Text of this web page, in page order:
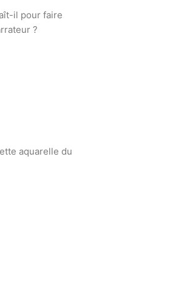
il pour faire
?
aquarelle du